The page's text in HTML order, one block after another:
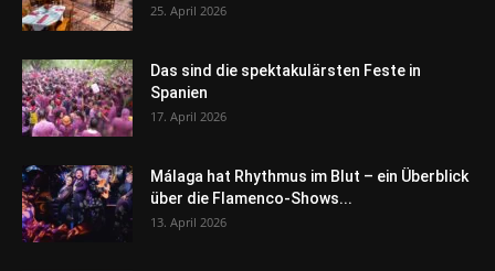
25. April 2026
Das sind die spektakulärsten Feste in
Spanien
17. April 2026
Málaga hat Rhythmus im Blut – ein Überblick
über die Flamenco-Shows...
13. April 2026